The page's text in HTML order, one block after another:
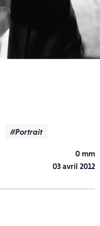
#Portrait
0 mm
03 avril 2012